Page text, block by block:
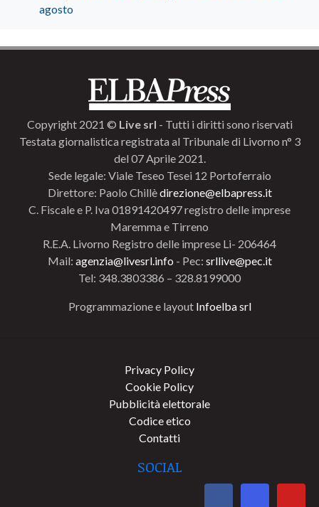
agosto
Copyright 2021 © Live srl - Tutti i diritti sono riservati
Testata giornalistica registrata al Tribunale di Livorno n° 3
del 07 Aprile 2021.
Sede legale: Viale Teseo Tesei 12 Portoferraio
Direttore: Paolo Chillèdirezione@elbapress.it
C. Fiscale e P. Iva 01891420497 registro delle imprese
Maremma e Tirreno
R.E.A. Livorno Registro delle imprese Li- 206464
Mail: agenzia@livesrl.info - Pec: srllive@pec.it
Tel: 348.3803386 – 328.8199000
Programmazione e layout Infoelba srl
Privacy Policy
Cookie Policy
Pubblicità elettorale
Codice etico
Contatti
SOCIAL